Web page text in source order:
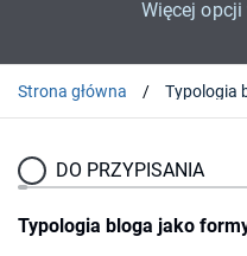
Więcej
Strona główna Typologia
DO PRZYPISANIA
Typologia bloga jako